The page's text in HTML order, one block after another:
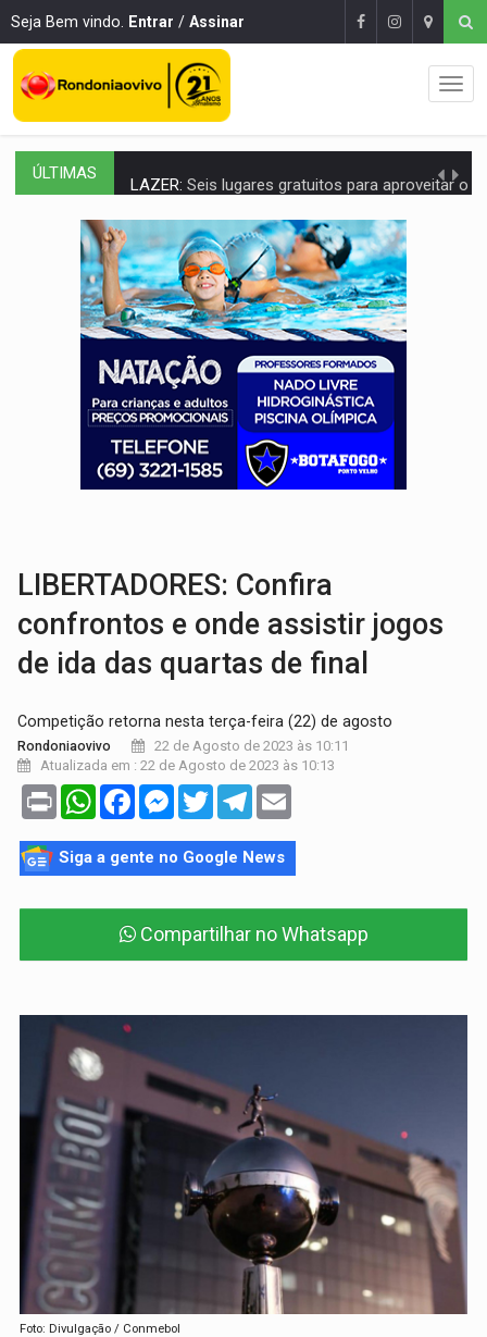
Seja Bem vindo. Entrar / Assinar
ÚLTIMAS Seis lugares gratuitos para aproveitar o fim de semana
VÍDEO:FTICCO e Força Tática prendem membro do CV com arma e drogas
INCLUSÃO:Prefeitura fortalece parceria com a APAE para ampliar ações
DEFESA:Exército testa inovações no combate a drones durante
TEMAS SOCIOAMBIENTAIS:Em Itapuã do Oeste, CINEMAZÔNIA leva cinema
PREVISÃO:Interior de Rondônia terá sábado (8) de calor intenso
INFRAESTRUTURA:Após quase 30 anos de espera, asfalto chega ao
A ILHA:Coreografia de Rondônia estreia na programação do Festival de
LIBERTADORES: Confira
confrontos e onde assistir jogos
de ida das quartas de final
Competição retorna nesta terça-feira (22) de agosto
Rondoniaovivo
22 de Agosto de 2023 às 10:11
Atualizada em : 22 de Agosto de 2023 às 10:13
Print WhatsAppFacebookMessenger
TwitterTelegram
Siga a gente no Google News
Compartilhar no Whatsapp
Foto: Divulgação / Conmebol